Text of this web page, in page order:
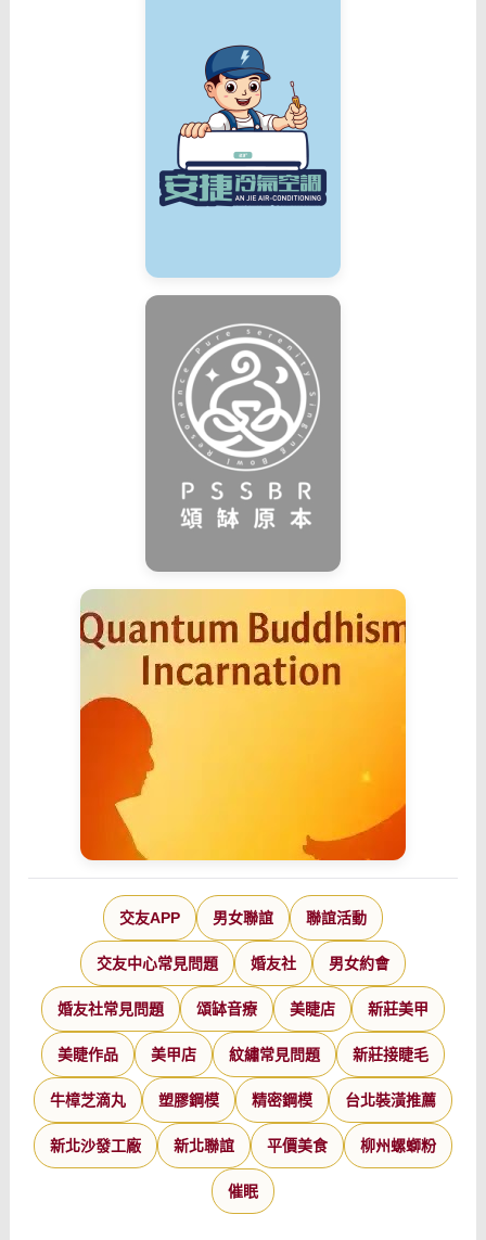
交友APP 男女聯誼 聯誼活動
交友中心常見問題 婚友社 男女約會
婚友社常見問題 頌缽音療 美睫店 新莊美甲
美睫作品 美甲店 紋繡常見問題 新莊接睫毛
牛樟芝滴丸 塑膠鋼模 精密鋼模 台北裝潢推薦
新北沙發工廠 新北聯誼 平價美食 柳州螺螄粉
催眠